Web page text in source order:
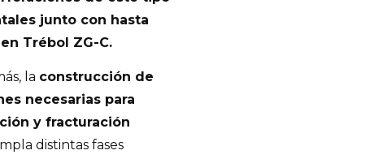
junto con hasta
Trébol ZG-C.
la construcción de
necesarias para
y fracturación
distintas fases